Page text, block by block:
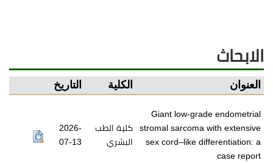
الابحاث
العنوان الكلية التاريخ
Giant low-grade endometrial
stromal sarcoma with extensive
sex cord–like differentiation: a
case report
كلية الطب
البشري
2026-
07-13